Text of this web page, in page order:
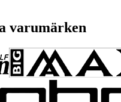
varumärken